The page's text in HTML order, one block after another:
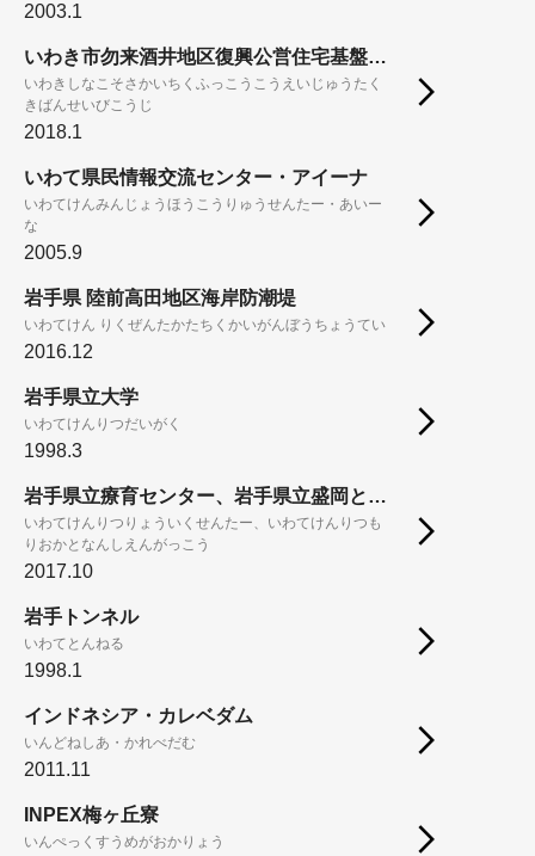
2003.1
いわき市勿来酒井地区復興公営住宅基盤整備工事
いわきしなこそさかいちくふっこうこうえいじゅうたく
きばんせいびこうじ
2018.1
いわて県民情報交流センター・アイーナ
いわてけんみんじょうほうこうりゅうせんたー・あいー
な
2005.9
岩手県 陸前高田地区海岸防潮堤
いわてけん りくぜんたかたちくかいがんぼうちょうてい
2016.12
岩手県立大学
いわてけんりつだいがく
1998.3
岩手県立療育センター、岩手県立盛岡となん支援学校
いわてけんりつりょういくせんたー、いわてけんりつも
りおかとなんしえんがっこう
2017.10
岩手トンネル
いわてとんねる
1998.1
インドネシア・カレベダム
いんどねしあ・かれべだむ
2011.11
INPEX梅ヶ丘寮
いんぺっくすうめがおかりょう